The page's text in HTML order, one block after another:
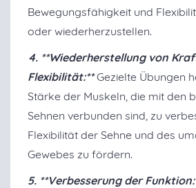
Bewegungsfähigkeit und
oder wiederherzustellen.
4. **Wiederherstellung von
Flexibilität:** Gezielte Übungen
Stärke der Muskeln, die mit den
Sehnen verbunden sind, zu
Flexibilität der Sehne und des
Gewebes zu fördern.
5. **Verbesserung der